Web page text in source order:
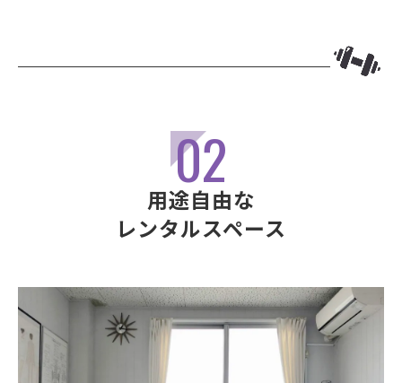
02
用途自由な
レンタルスペース